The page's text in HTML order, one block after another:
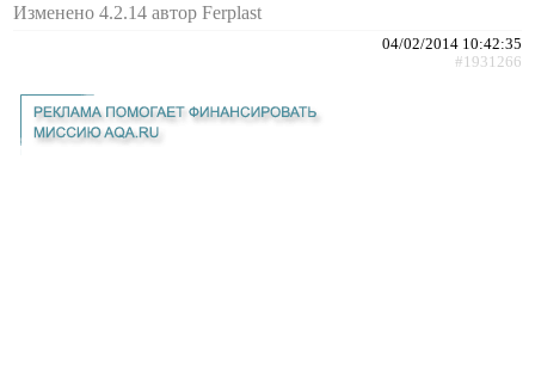
Изменено 4.2.14 автор Ferplast
04/02/2014 10:42:35
#1931266